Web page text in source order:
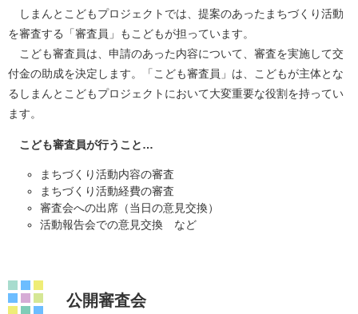
しまんとこどもプロジェクトでは、提案のあったまちづくり活動
を審査する「審査員」もこどもが担っています。
こども審査員は、申請のあった内容について、審査を実施して交
付金の助成を決定します。「こども審査員」は、こどもが主体とな
るしまんとこどもプロジェクトにおいて大変重要な役割を持ってい
ます。
こども審査員が行うこと…
まちづくり活動内容の審査
まちづくり活動経費の審査
審査会への出席（当日の意見交換）
活動報告会での意見交換 など
公開審査会